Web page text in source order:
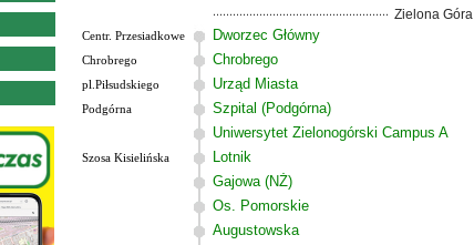
Zielona Góra
Centr. Przesiadkowe Dworzec Główny
Chrobrego Chrobrego
pl.Piłsudskiego Urząd Miasta
Podgórna Szpital (Podgórna)
Uniwersytet Zielonogórski Campus A
Szosa Kisielińska Lotnik
Gajowa (NŻ)
Os. Pomorskie
Augustowska